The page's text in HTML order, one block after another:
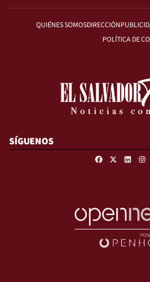
QUIÉNES SOMOSDIRECCIÓN
POLÍTICA DE
SÍGUENOS
Facebook